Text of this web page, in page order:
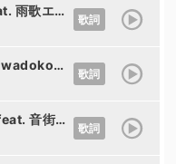
歌エル)
歌詞
結月ゆかり)
歌詞
街ウナ)
歌詞